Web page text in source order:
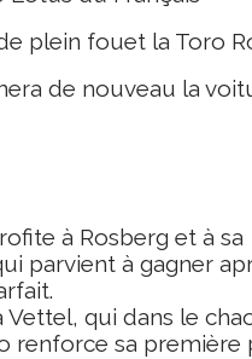
plein fouet la Toro
de nouveau la
à Rosberg et à sa
parvient à gagner
Vettel, qui dans le
renforce sa première